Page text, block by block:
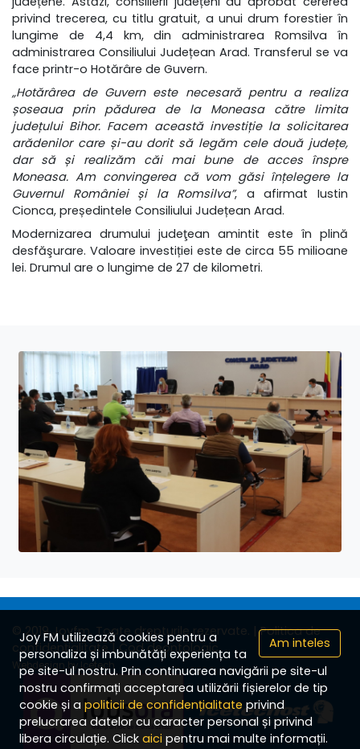
privind trecerea, cu titlu gratuit, a unui drum forestier în
lungime de 4,4 km, din administrarea Romsilva în
administrarea Consiliului Județean Arad. Transferul se va
face printr-o Hotărâre de Guvern.
„Hotărârea de Guvern este necesară pentru a realiza
șoseaua prin pădurea de la Moneasa către limita
județului Bihor. Facem această investiție la solicitarea
arădenilor care și-au dorit să legăm cele două județe,
dar să și realizăm căi mai bune de acces înspre
Moneasa. Am convingerea că vom găsi înțelegere la
Guvernul României și la Romsilva”, a afirmat Iustin
Cionca, președintele Consiliului Județean Arad.
Modernizarea drumului judeţean amintit este în plină
desfăşurare. Valoare investiției este de circa 55 milioane
lei. Drumul are o lungime de 27 de kilometri.
© 2019 Joyfm. Toate drepturile rezervate. | Politica de
confidențialitate | Cod deontologic
Webdesign by Icetech
Am inteles
Joy FM utilizează cookies pentru a
personaliza și imbunătăți experiența ta
pe site-ul nostru. Prin continuarea navigării pe site-ul
nostru confirmați acceptarea utilizării fișierelor de tip
cookie și a politicii de confidențialitateprivind
prelucrarea datelor cu caracter personal și privind
libera circulație. Click aici pentru mai multe informații.